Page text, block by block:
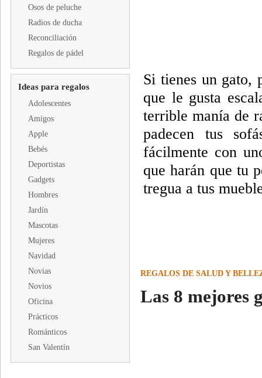
Osos de peluche
Radios de ducha
Reconciliación
Regalos de pádel
Ideas para regalos
Adolescentes
Amigos
Apple
Bebés
Deportistas
Gadgets
Hombres
Jardín
Mascotas
Mujeres
Navidad
Novias
Novios
Oficina
Prácticos
Románticos
San Valentín
Si tienes un gato,
que le gusta
terrible manía de
padecen tus
fácilmente con
que harán que tu
tregua a tus
REGALOS DE SALUD Y
Las 8 mejores